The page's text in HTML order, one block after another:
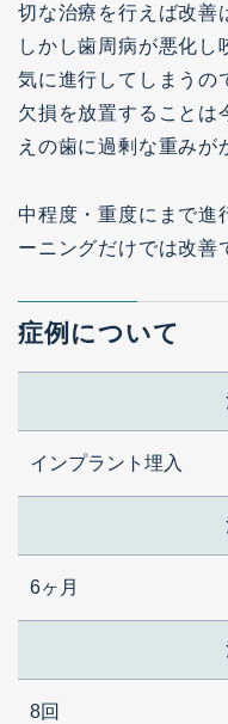
切な治療を行えば改善
しかし歯周病が悪化し
気に進行してしまうの
欠損を放置することは
えの歯に過剰な重みが
中程度・重度にまで進
ーニングだけでは改善
症例について
インプラント埋入
6ヶ月
8回